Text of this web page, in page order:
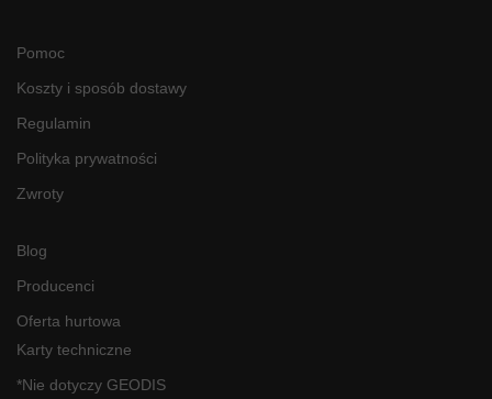
Pomoc
Koszty i sposób dostawy
Regulamin
Polityka prywatności
Zwroty
Blog
Producenci
Oferta hurtowa
Karty techniczne
*Nie dotyczy GEODIS